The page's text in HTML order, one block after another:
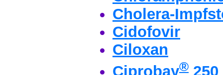
Cholera-
Cidofovir
Ciloxan
Ciprobay®